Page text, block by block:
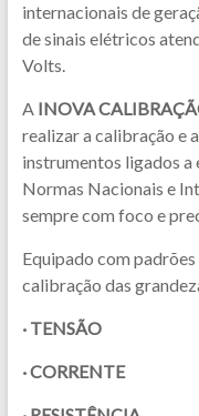
internacionais de
de sinais elétricos
Volts.
​A INOVA
realizar a calibração e
instrumentos ligados
Normas Nacionais e
sempre com foco e
Equipado com
calibração das
· TENSÃO
· CORRENTE